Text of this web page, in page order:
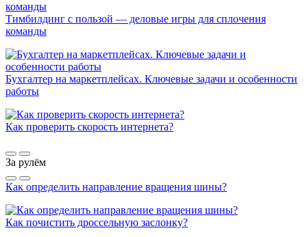
Тимбилдинг с пользой — деловые игры для сплочения
команды
Бухгалтер на маркетплейсах. Ключевые задачи и особенности
работы
Как проверить скорость интернета?
За рулём
Как определить направление вращения шины?
Как почистить дроссельную заслонку?